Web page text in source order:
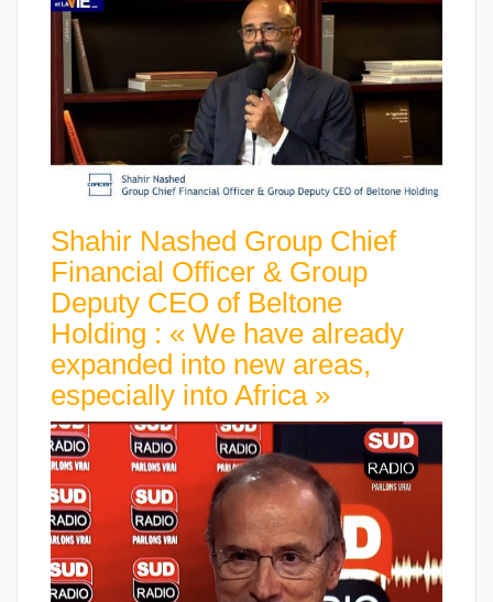
Shahir Nashed Group Chief
Financial Officer & Group
Deputy CEO of Beltone
Holding : « We have already
expanded into new areas,
especially into Africa »